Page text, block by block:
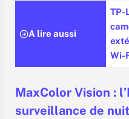
A lire aussi
TP-
Wi-
MaxColor Vision :
surveillance de nuit